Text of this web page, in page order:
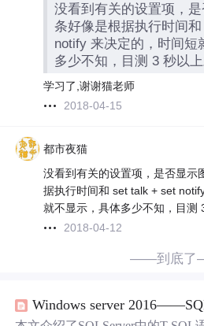
没看到有关的设置项，
条好像是根据执行时间
notify 来决定的，时间短
多少不知，目测 3 秒以
学习了,谢谢猫老师
2018-04-15
都市夜猫
没看到有关的设置项，是否显示
据执行时间和 set talk + set
就不显示，具体多少不知，目测
2018-04-12
——到底
Windows server